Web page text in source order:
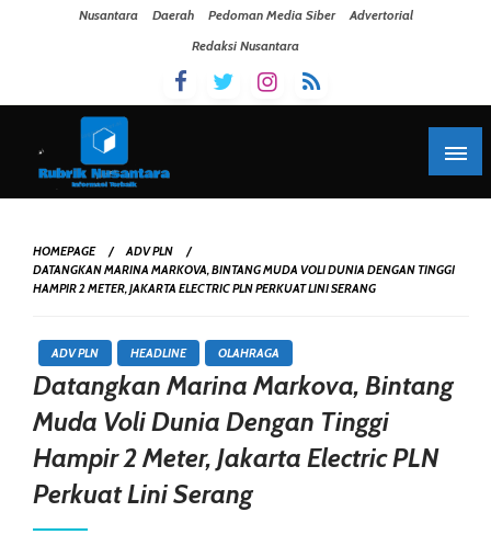
Nusantara Daerah Pedoman Media Siber
Advertorial
Redaksi Nusantara
HOMEPAGE
ADV PLN
DATANGKAN MARINA MARKOVA, BINTANG MUDA VOLI DUNIA DENGAN TINGGI
HAMPIR 2 METER, JAKARTA ELECTRIC PLN PERKUAT LINI SERANG
ADV PLN HEADLINE OLAHRAGA
Datangkan Marina Markova, Bintang
Muda Voli Dunia Dengan Tinggi
Hampir 2 Meter, Jakarta Electric PLN
Perkuat Lini Serang